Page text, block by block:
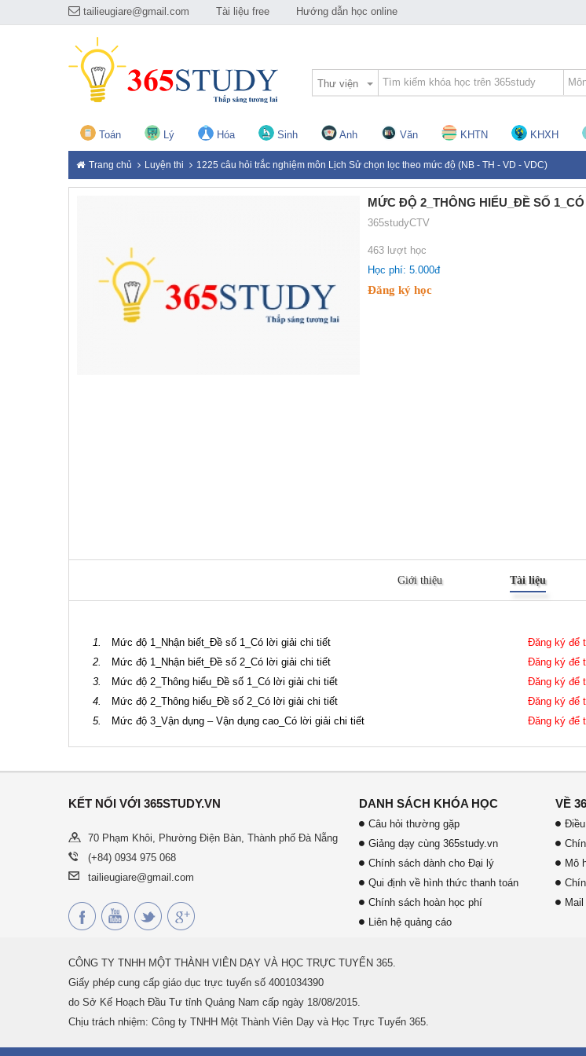
tailieugiare@gmail.com Tài liệu free Hướng dẫn học online
Thư viện
Toán Lý Hóa Sinh Anh Văn KHTN KHXH
Trang chủ Luyện thi 1225 câu hỏi trắc nghiệm môn Lịch Sử chọn lọc theo mức độ (NB - TH - VD - VDC)
MỨC ĐỘ 2_THÔNG HIỂU_ĐỀ SỐ
365studyCTV
463 lượt học
Học phí: 5.000đ
Đăng ký học
Giới thiệu Tài liệu
1. Mức độ 1_Nhận biết_Đề số 1_Có lời giải chi tiết
Đăng ký để
2.
Mức độ 1_Nhận biết_Đề số 2_Có lời giải chi tiết
Đăng ký để
3.
Mức độ 2_Thông hiểu_Đề số 1_Có lời giải chi tiết
Đăng ký để
4.
Mức độ 2_Thông hiểu_Đề số 2_Có lời giải chi tiết
Đăng ký để
5.
Mức độ 3_Vận dụng – Vận dụng cao_Có lời giải chi tiết Đăng ký để
KẾT NỐI VỚI 365STUDY.VN
70 Phạm Khôi, Phường Điện Bàn, Thành phố Đà Nẵng
(+84) 0934 975 068
tailieugiare@gmail.com
DANH SÁCH KHÓA HỌC
Câu hỏi thường gặp
Giảng dạy cùng 365study.vn
Chính sách dành cho Đại lý
Qui định về hình thức thanh toán
Chính sách hoàn học phí
Liên hệ quảng cáo
VỀ
Mô
CÔNG TY TNHH MỘT THÀNH VIÊN DẠY VÀ HỌC TRỰC TUYẾN 365.
Giấy phép cung cấp giáo dục trực tuyến số 4001034390
do Sở Kế Hoạch Đầu Tư tỉnh Quảng Nam cấp ngày 18/08/2015.
Chịu trách nhiệm: Công ty TNHH Một Thành Viên Dạy và Học Trực Tuyến 365.